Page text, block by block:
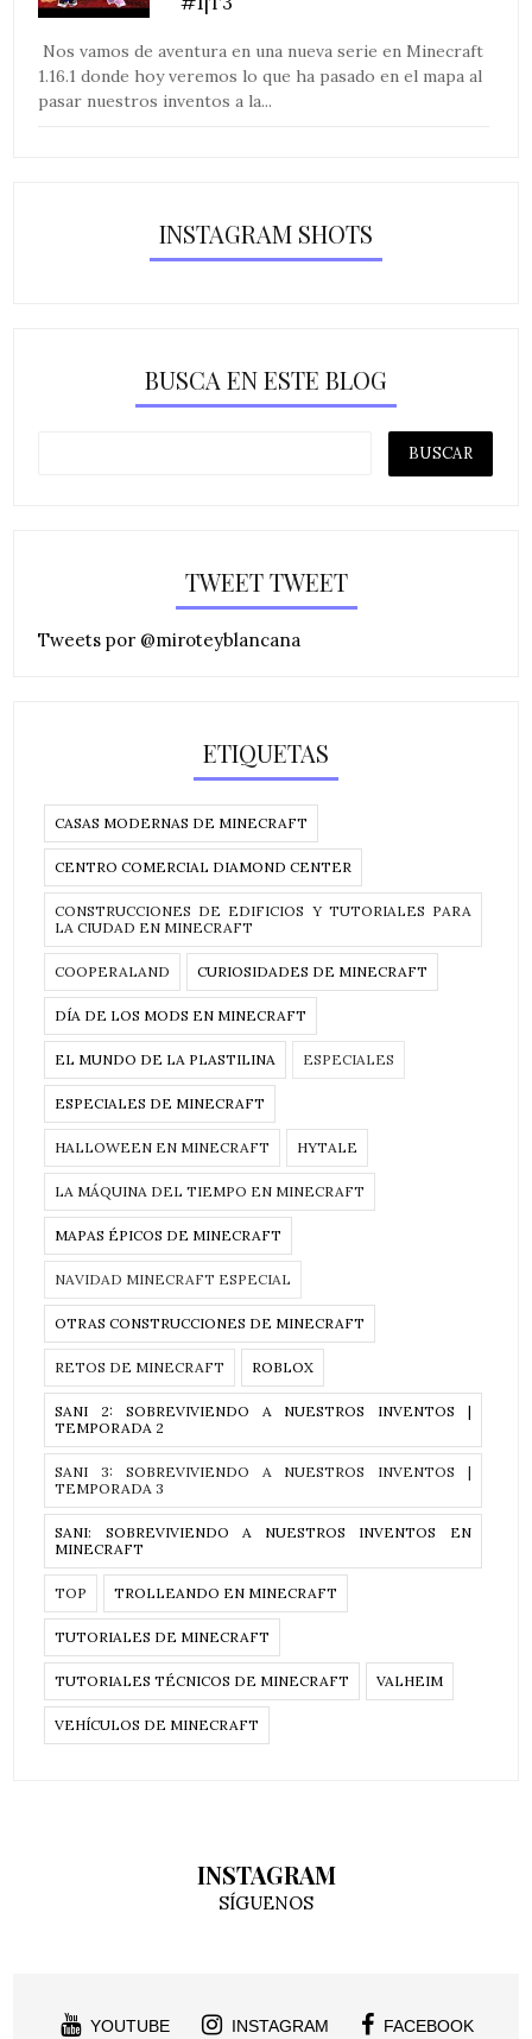
Nos vamos de aventura en una nueva serie en Minecraft
1.16.1 donde hoy veremos lo que ha pasado en el mapa al
pasar nuestros inventos a la...
INSTAGRAM SHOTS
BUSCA EN ESTE BLOG
TWEET TWEET
Tweets por @miroteyblancana
ETIQUETAS
CASAS MODERNAS DE MINECRAFT
CENTRO COMERCIAL DIAMOND CENTER
CONSTRUCCIONES DE EDIFICIOS Y TUTORIALES PARA
LA CIUDAD EN MINECRAFT
COOPERALAND CURIOSIDADES DE MINECRAFT
DÍA DE LOS MODS EN MINECRAFT
EL MUNDO DE LA PLASTILINA ESPECIALES
ESPECIALES DE MINECRAFT
HALLOWEEN EN MINECRAFT HYTALE
LA MÁQUINA DEL TIEMPO EN MINECRAFT
MAPAS ÉPICOS DE MINECRAFT
NAVIDAD MINECRAFT ESPECIAL
OTRAS CONSTRUCCIONES DE MINECRAFT
RETOS DE MINECRAFT ROBLOX
SANI 2: SOBREVIVIENDO A NUESTROS INVENTOS |
TEMPORADA 2
SANI 3: SOBREVIVIENDO A NUESTROS INVENTOS |
TEMPORADA 3
SANI: SOBREVIVIENDO A NUESTROS INVENTOS EN
MINECRAFT
TOP TROLLEANDO EN MINECRAFT
TUTORIALES DE MINECRAFT
TUTORIALES TÉCNICOS DE MINECRAFT VALHEIM
VEHÍCULOS DE MINECRAFT
INSTAGRAM
SÍGUENOS
YOUTUBE INSTAGRAM FACEBOOK